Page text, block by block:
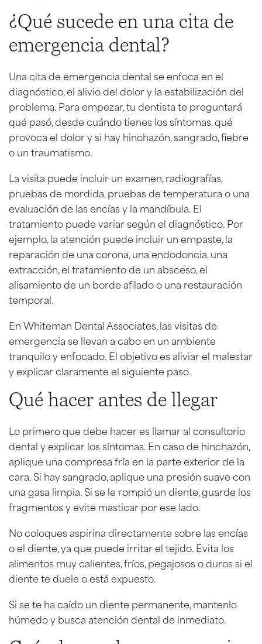
¿Qué sucede en una cita de
emergencia dental?
Una cita de emergencia dental se enfoca en el
diagnóstico, el alivio del dolor y la estabilización del
problema. Para empezar, tu dentista te preguntará
qué pasó, desde cuándo tienes los síntomas, qué
provoca el dolor y si hay hinchazón, sangrado, fiebre
o un traumatismo.
La visita puede incluir un examen, radiografías,
pruebas de mordida, pruebas de temperatura o una
evaluación de las encías y la mandíbula. El
tratamiento puede variar según el diagnóstico. Por
ejemplo, la atención puede incluir un empaste, la
reparación de una corona, una endodoncia, una
extracción, el tratamiento de un absceso, el
alisamiento de un borde afilado o una restauración
temporal.
En Whiteman Dental Associates, las visitas de
emergencia se llevan a cabo en un ambiente
tranquilo y enfocado. El objetivo es aliviar el malestar
y explicar claramente el siguiente paso.
Qué hacer antes de llegar
Lo primero que debe hacer es llamar al consultorio
dental y explicar los síntomas. En caso de hinchazón,
aplique una compresa fría en la parte exterior de la
cara. Si hay sangrado, aplique una presión suave con
una gasa limpia. Si se le rompió un diente, guarde los
fragmentos y evite masticar por ese lado.
No coloques aspirina directamente sobre las encías
o el diente, ya que puede irritar el tejido. Evita los
alimentos muy calientes, fríos, pegajosos o duros si el
diente te duele o está expuesto.
Si se te ha caído un diente permanente, mantenlo
húmedo y busca atención dental de inmediato.